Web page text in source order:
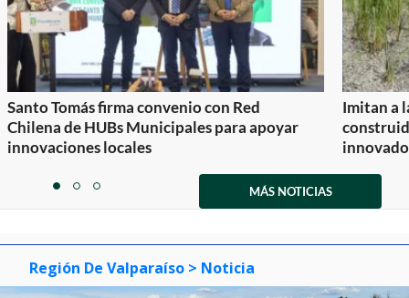
Santo Tomás firma convenio con Red
Chilena de HUBs Municipales para apoyar
innovaciones locales
Imitan a
itemitemitem
MÁS NOTICIAS
Región De Valparaíso > Noticia